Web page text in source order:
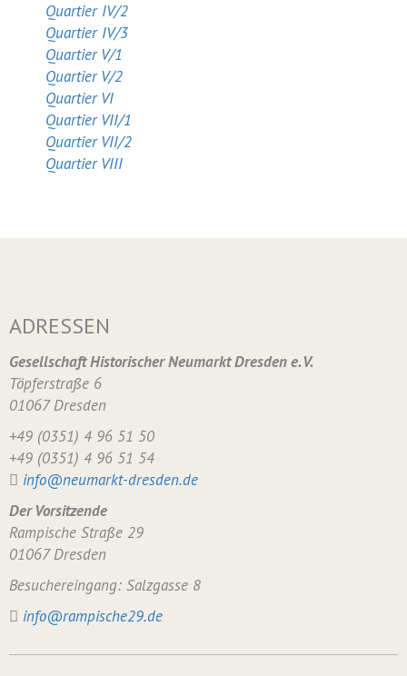
Quartier IV/2
Quartier IV/3
Quartier V/1
Quartier V/2
Quartier VI
Quartier VII/1
Quartier VII/2
Quartier VIII
ADRESSEN
Gesellschaft Historischer Neumarkt Dresden e. V.
Töpferstraße 6
01067 Dresden
+49 (0351) 4 96 51 50
+49 (0351) 4 96 51 54
info@neumarkt-dresden.de
Der Vorsitzende
Rampische Straße 29
01067 Dresden
Besuchereingang: Salzgasse 8
info@rampische29.de